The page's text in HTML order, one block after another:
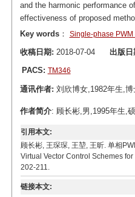
and the harmonic performance
effectiveness of proposed
Key words： Single-phase PWM
收稿日期: 2018-07-04 出版日
PACS: TM346
通讯作者: 刘欣博女,1982年生,
作者简介: 顾长彬,男,1995年生,
引用本文:
顾长彬, 王琛琛, 王堃, 王昕. 单相
Virtual Vector Control Schemes
202-211.
链接本文: